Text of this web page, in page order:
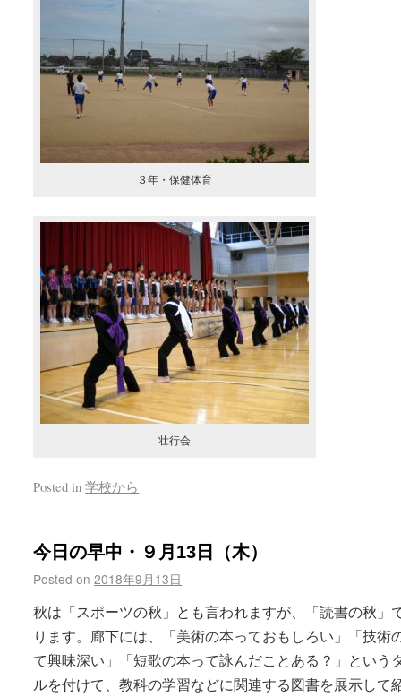
３年・保健体育
壮行会
Posted in 学校から
今日の早中・９月13日（木）
Posted on 2018年9月13日
秋は「スポーツの秋」とも言われますが、「読書の秋」
ります。廊下には、「美術の本っておもしろい」「技術
て興味深い」「短歌の本って詠んだことある？」という
ルを付けて、教科の学習などに関連する図書を展示して